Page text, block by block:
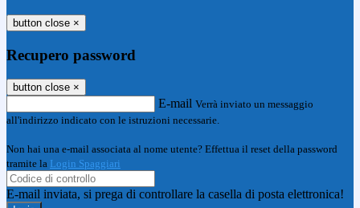
button close ×
Recupero password
button close ×
E-mail Verrà inviato un messaggio
all'indirizzo indicato con le istruzioni necessarie.
Non hai una e-mail associata al nome utente? Effettua il reset della password
tramite la Login Spaggiari
E-mail inviata, si prega di controllare la casella di posta elettronica!